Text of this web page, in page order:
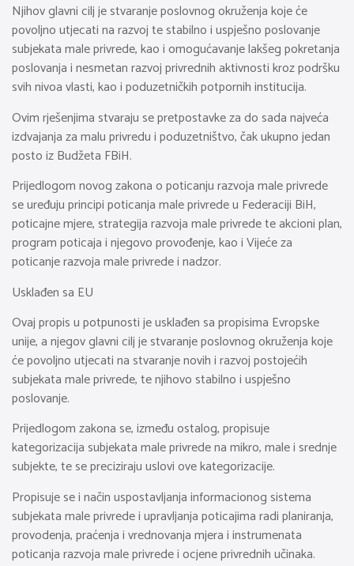
Njihov glavni cilj je stvaranje poslovnog okruženja koje će
povoljno utjecati na razvoj te stabilno i uspješno poslovanje
subjekata male privrede, kao i omogućavanje lakšeg pokretanja
poslovanja i nesmetan razvoj privrednih aktivnosti kroz podršku
svih nivoa vlasti, kao i poduzetničkih potpornih institucija.
Ovim rješenjima stvaraju se pretpostavke za do sada najveća
izdvajanja za malu privredu i poduzetništvo, čak ukupno jedan
posto iz Budžeta FBiH.
Prijedlogom novog zakona o poticanju razvoja male privrede
se uređuju principi poticanja male privrede u Federaciji BiH,
poticajne mjere, strategija razvoja male privrede te akcioni plan,
program poticaja i njegovo provođenje, kao i Vijeće za
poticanje razvoja male privrede i nadzor.
Usklađen sa EU
Ovaj propis u potpunosti je usklađen sa propisima Evropske
unije, a njegov glavni cilj je stvaranje poslovnog okruženja koje
će povoljno utjecati na stvaranje novih i razvoj postojećih
subjekata male privrede, te njihovo stabilno i uspješno
poslovanje.
Prijedlogom zakona se, između ostalog, propisuje
kategorizacija subjekata male privrede na mikro, male i srednje
subjekte, te se preciziraju uslovi ove kategorizacije.
Propisuje se i način uspostavljanja informacionog sistema
subjekata male privrede i upravljanja poticajima radi planiranja,
provodenja, praćenja i vrednovanja mjera i instrumenata
poticanja razvoja male privrede i ocjene privrednih učinaka.